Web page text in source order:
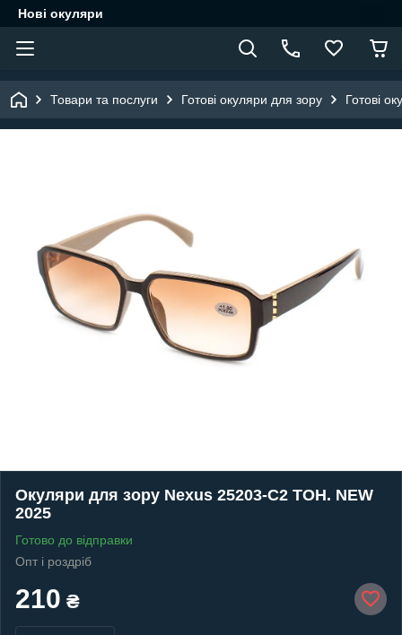
Нові окуляри
Товари та послуги Готові окуляри для зору Готові
Окуляри для зору Nexus 25203-C2 ТОН. NEW
2025
Готово до відправки
Опт і роздріб
210 ₴